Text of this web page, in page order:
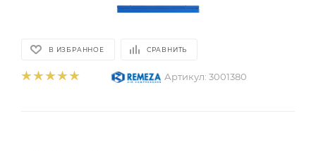
В ИЗБРАННОЕ СРАВНИТЬ
Артикул: 3001380